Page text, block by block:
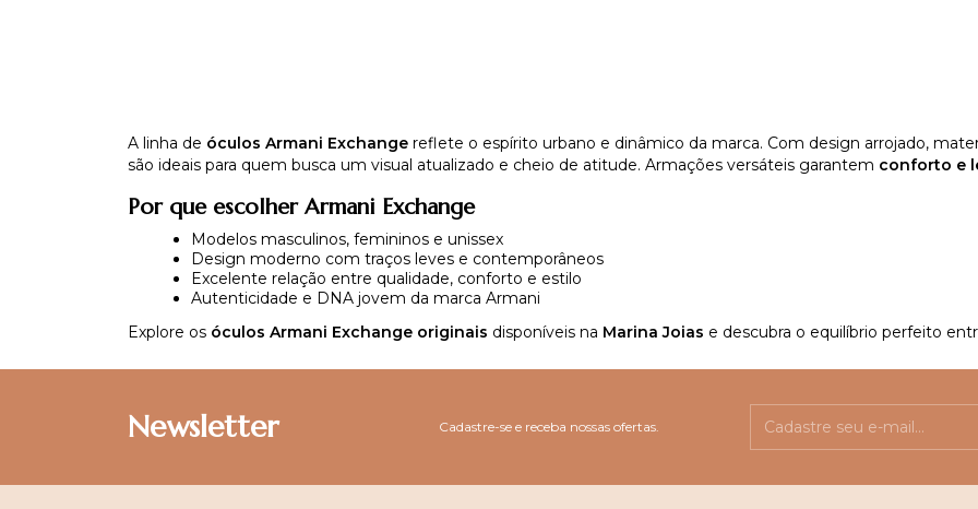
A linha de óculos Armani Exchange reflete o espírito urbano e dinâmico da marca. Com design arrojado,
são ideais para quem busca um visual atualizado e cheio de atitude. Armações versáteis garantem conforto e
Por que escolher Armani Exchange
Modelos masculinos, femininos e unissex
Design moderno com traços leves e contemporâneos
Excelente relação entre qualidade, conforto e estilo
Autenticidade e DNA jovem da marca Armani
Explore os óculos Armani Exchange originais disponíveis na Marina Joias e descubra o equilíbrio perfeito
Newsletter Cadastre-se e receba nossas ofertas.